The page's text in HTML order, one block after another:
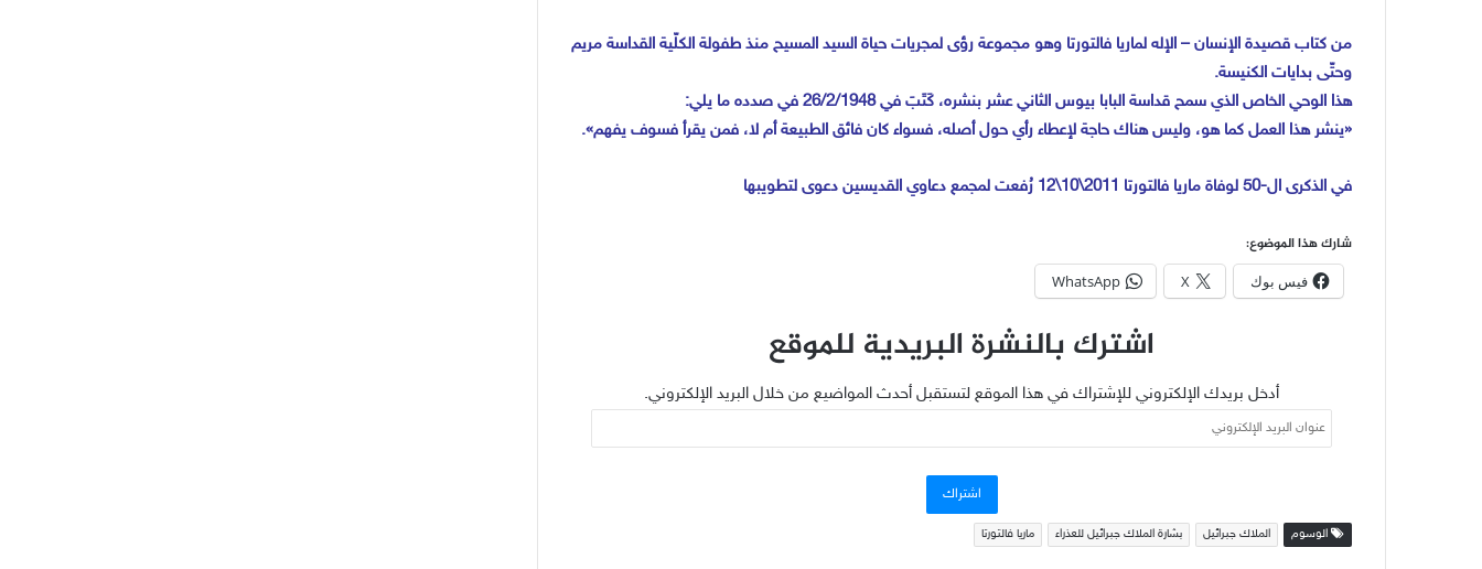
من كتاب قصيدة الإنسان – الإله لماريا فالتورتا وهو مجموعة رؤى لمجريات حياة السيد المسيح منذ طفولة الكلّية القداسة مريم
وحتّى بدايات الكنيسة.
هذا الوحي الخاص الذي سمح قداسة البابا بيوس الثاني عشر بنشره، كَتَبَ في 26/2/1948 في صدده ما يلي:
«ينشر هذا العمل كما هو، وليس هناك حاجة لإعطاء رأي حول أصله، فسواء كان فائق الطبيعة أم لا، فمن يقرأ فسوف يفهم».
في الذكرى ال-50 لوفاة ماريا فالتورتا 2011\10\12 رُفعت لمجمع دعاوي القديسين دعوى لتطويبها
شارك هذا الموضوع:
فيس بوك X
WhatsApp
اشترك بالنشرة البريدية للموقع
أدخل بريدك الإلكتروني للإشتراك في هذا الموقع لتستقبل أحدث المواضيع من خلال البريد الإلكتروني.
عنوان
البريد
اشتراك
الوسوم الملاك جبرائيل بشارة الملاك جبرائيل للعذراء ماريا فالتورتا